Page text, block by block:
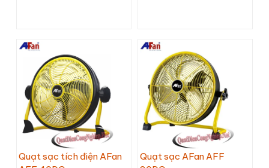
Quạt sạc tích điện AFan
Quạt sạc AFan AFF